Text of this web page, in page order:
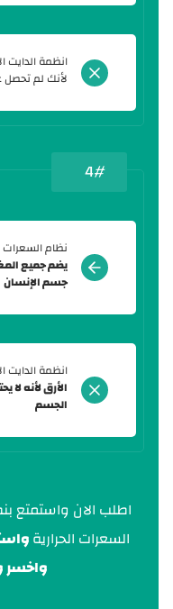
انظمة الدايت
لأنك لم تحصل
4#
نظام السعرات
يضم جميع
جسم الإنسان
انظمة الدايت
الأرق لأنه لا
الجسم
اطلب الان واستمتع
السعرات الحرارية
واخسر